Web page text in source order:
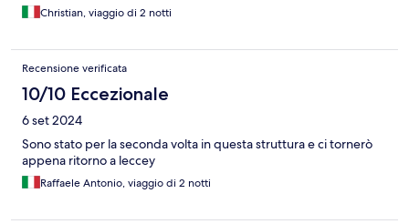
Christian, viaggio di 2 notti
Recensione verificata
10/10 Eccezionale
6 set 2024
Sono stato per la seconda volta in questa struttura e ci tornerò
appena ritorno a leccey
Raffaele Antonio, viaggio di 2 notti